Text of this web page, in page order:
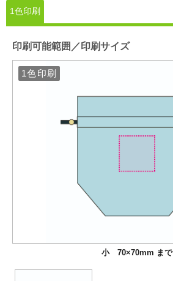
1色印刷
印刷可能範囲／印刷サイズ
1色印刷
小 70×70mm まで